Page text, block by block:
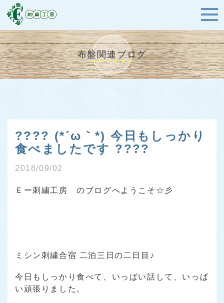
布盤関連ブログ
???? (*´ω｀*) 今日もしっかり
食べましたです ????
2018/09/02
Ｅー刺繍工房 のブログへようこそ☆彡
ミシン刺繍合宿 二泊三日の二日目♪
今日もしっかり食べて、いっぱい話して、いっぱ
い頑張りました。